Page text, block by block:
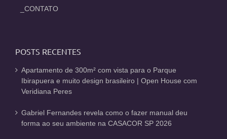
_CONTATO
POSTS RECENTES
Apartamento de 300m² com vista para o Parque
Ibirapuera e muito design brasileiro | Open House com
Veridiana Peres
Gabriel Fernandes revela como o fazer manual deu
forma ao seu ambiente na CASACOR SP 2026